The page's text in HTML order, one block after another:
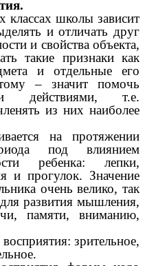
классах школы зависит
и отличать друг
и свойства объекта,
такие признаки как
и отдельные его
– значит помочь
действиями, т.е.
из них наиболее
на протяжении
под влиянием
ребенка: лепки,
и прогулок. Значение
очень велико, так
развития мышления,
памяти, вниманию,
зрительное,